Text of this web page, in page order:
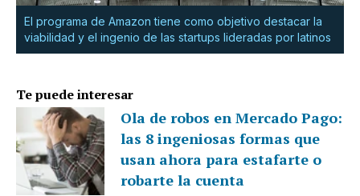
El programa de Amazon tiene como objetivo destacar la
viabilidad y el ingenio de las startups lideradas por latinos
Te puede interesar
Ola de robos en Mercado Pago:
las 8 ingeniosas formas que
usan ahora para estafarte o
robarte la cuenta